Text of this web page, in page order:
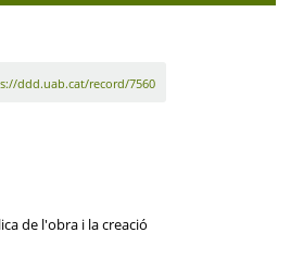
ddd.uab.cat/record/7560
de l'obra i la creació